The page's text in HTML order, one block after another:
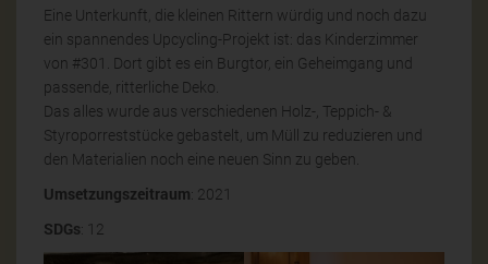
Eine Unterkunft, die kleinen Rittern würdig und noch dazu
ein spannendes Upcycling-Projekt ist: das Kinderzimmer
von #301. Dort gibt es ein Burgtor, ein Geheimgang und
passende, ritterliche Deko.
Das alles wurde aus verschiedenen Holz-, Teppich- &
Styroporreststücke gebastelt, um Müll zu reduzieren und
den Materialien noch eine neuen Sinn zu geben.
Umsetzungszeitraum: 2021
SDGs: 12